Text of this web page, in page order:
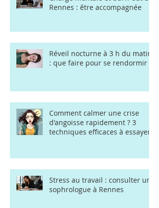
Rennes : être accompagnée
Réveil nocturne à 3 h du matin
: que faire pour se rendormir ?
Comment calmer une crise
d'angoisse rapidement ? 3
techniques efficaces à essayer
Stress au travail : consulter une
sophrologue à Rennes